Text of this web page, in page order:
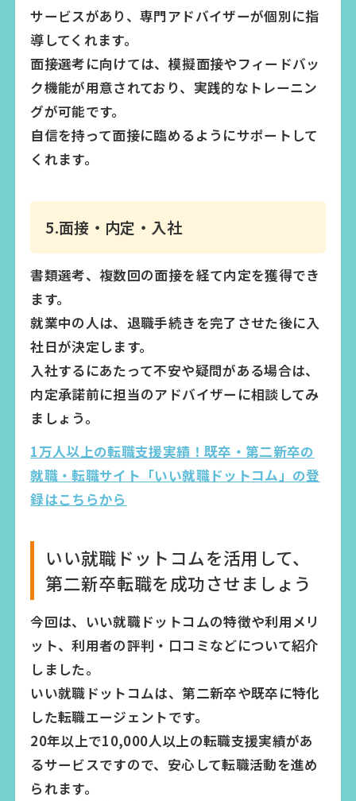
サービスがあり、専門アドバイザーが個別に指
導してくれます。
面接選考に向けては、模擬面接やフィードバッ
ク機能が用意されており、実践的なトレーニン
グが可能です。
自信を持って面接に臨めるようにサポートして
くれます。
5.面接・内定・入社
書類選考、複数回の面接を経て内定を獲得でき
ます。
就業中の人は、退職手続きを完了させた後に入
社日が決定します。
入社するにあたって不安や疑問がある場合は、
内定承諾前に担当のアドバイザーに相談してみ
ましょう。
1万人以上の転職支援実績！既卒・第二新卒の
就職・転職サイト「いい就職ドットコム」の登
録はこちらから
いい就職ドットコムを活用して、
第二新卒転職を成功させましょう
今回は、いい就職ドットコムの特徴や利用メリ
ット、利用者の評判・口コミなどについて紹介
しました。
いい就職ドットコムは、第二新卒や既卒に特化
した転職エージェントです。
20年以上で10,000人以上の転職支援実績があ
るサービスですので、安心して転職活動を進め
られます。